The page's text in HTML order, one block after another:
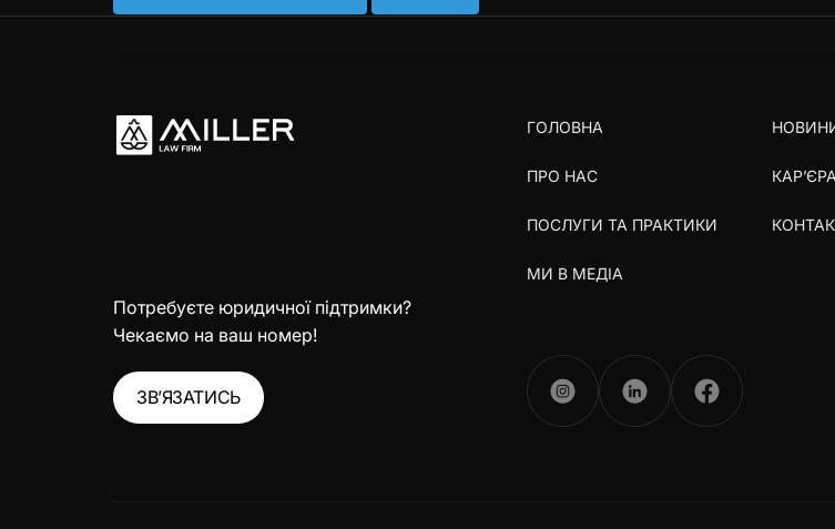
Потребуєте юридичної підтримки?
Чекаємо на ваш номер!
ЗВ’ЯЗАТИСЬ
ГОЛОВНА
ПРО НАС
ПОСЛУГИ ТА ПРАКТИКИ
МИ В МЕДІА
КАР’ЄРА